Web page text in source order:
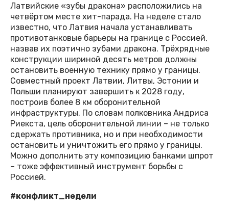
Латвийские «зубы дракона» расположились на
четвёртом месте хит-парада. На неделе стало
известно, что Латвия начала устанавливать
противотанковые барьеры на границе с Россией,
назвав их поэтично зубами дракона. Трёхрядные
конструкции шириной десять метров должны
остановить военную технику прямо у границы.
Совместный проект Латвии, Литвы, Эстонии и
Польши планируют завершить к 2028 году,
построив более 8 км оборонительной
инфраструктуры. По словам полковника Андриса
Риекста, цель оборонительной линии – не только
сдержать противника, но и при необходимости
остановить и уничтожить его прямо у границы.
Можно дополнить эту композицию банками шпрот
– тоже эффективный инструмент борьбы с
Россией.
#конфликт_недели